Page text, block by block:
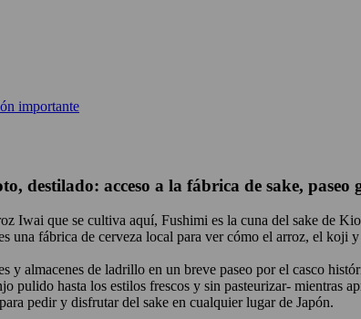
importante
destilado: acceso a la fábrica de sake,
Iwai que se cultiva aquí, Fushimi es la cuna del sake de
una fábrica de cerveza local para ver cómo el arroz, el koji
y almacenes de ladrillo en un breve paseo por el casco
pulido hasta los estilos frescos y sin pasteurizar- mientras
pedir y disfrutar del sake en cualquier lugar de Japón.